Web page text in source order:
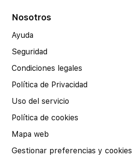
Nosotros
Ayuda
Seguridad
Condiciones legales
Política de Privacidad
Uso del servicio
Política de cookies
Mapa web
Gestionar preferencias y cookies